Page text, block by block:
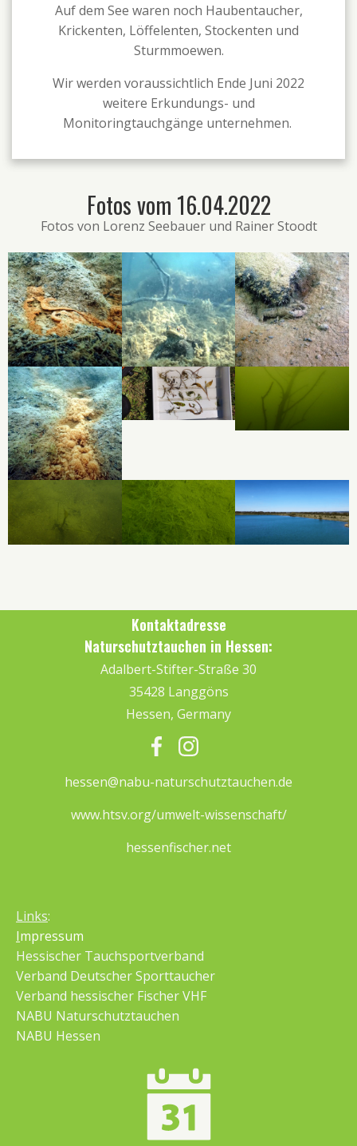
Auf dem See waren noch Haubentaucher,
Krickenten, Löffelenten, Stockenten und
Sturmmoewen.
Wir werden voraussichtlich Ende Juni 2022
weitere Erkundungs- und
Monitoringtauchgänge unternehmen.
Fotos vom 16.04.2022
Fotos von Lorenz Seebauer und Rainer Stoodt
Kontaktadresse
Naturschutztauchen in Hessen:
Adalbert-Stifter-Straße 30
35428 Langgöns
Hessen, Germany
hessen@nabu-naturschutztauchen.de
www.htsv.org/umwelt-wissenschaft/
hessenfischer.net
Links:
Impressum
Hessischer Tauchsportverband
Verband Deutscher Sporttaucher
Verband hessischer Fischer VHF
NABU Naturschutztauchen
NABU Hessen